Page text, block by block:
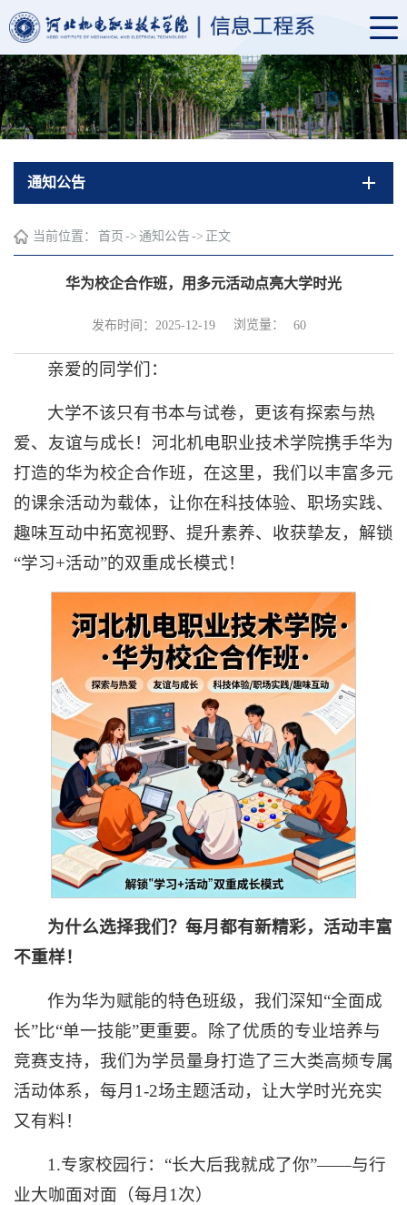
通知公告
当前位置： 首页 -> 通知公告 -> 正文
华为校企合作班，用多元活动点亮大学时光
发布时间：2025-12-19 浏览量： 60
亲爱的同学们：
大学不该只有书本与试卷，更该有探索与热
爱、友谊与成长！河北机电职业技术学院携手华为
打造的华为校企合作班，在这里，我们以丰富多元
的课余活动为载体，让你在科技体验、职场实践、
趣味互动中拓宽视野、提升素养、收获挚友，解锁
“学习+活动”的双重成长模式！
为什么选择我们？每月都有新精彩，活动丰富
不重样！
作为华为赋能的特色班级，我们深知“全面成
长”比“单一技能”更重要。除了优质的专业培养与
竞赛支持，我们为学员量身打造了三大类高频专属
活动体系，每月1-2场主题活动，让大学时光充实
又有料！
1.专家校园行：“长大后我就成了你”——与行
业大咖面对面（每月1次）